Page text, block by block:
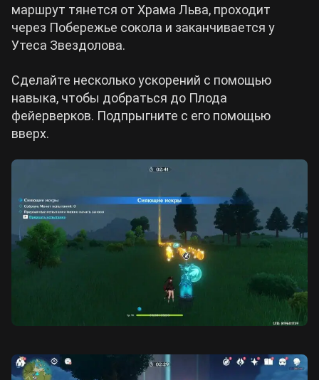
маршрут тянется от Храма Льва, проходит
через Побережье сокола и заканчивается у
Утеса Звездолова.
Сделайте несколько ускорений с помощью
навыка, чтобы добраться до Плода
фейерверков. Подпрыгните с его помощью
вверх.